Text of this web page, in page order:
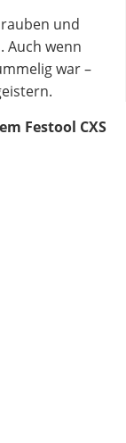
und
Auch wenn
war –
Festool CXS